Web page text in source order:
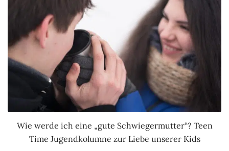
Wie werde ich eine „gute Schwiegermutter“? Teen
Time Jugendkolumne zur Liebe unserer Kids